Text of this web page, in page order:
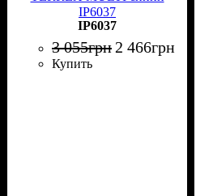
IP6037
IP6037
3 055грн 2 466грн
Купить